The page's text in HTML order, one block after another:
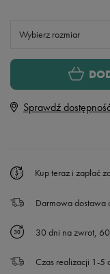
Wybierz rozmiar
Rozmiary EU
41 1/3 26 cm
42 2/3 27 cm
43 1/3 27,5 cm
44 28 cm
Sprawdź
Kup teraz i zapłać
Darmowa dostawa
30 dni na zwrot,
Czas realizacji 1-5